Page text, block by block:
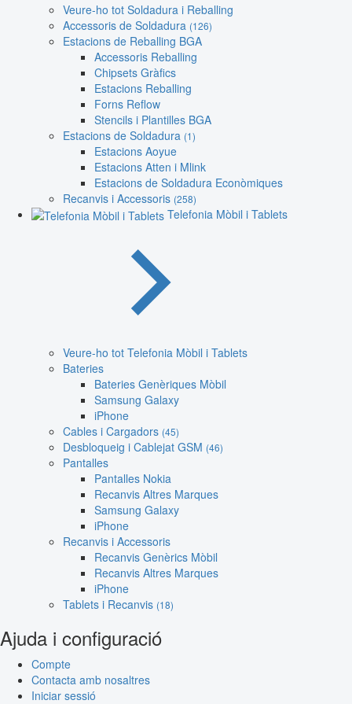
Veure-ho tot Soldadura i Reballing
Accessoris de Soldadura (126)
Estacions de Reballing BGA
Accessoris Reballing
Chipsets Gràfics
Estacions Reballing
Forns Reflow
Stencils i Plantilles BGA
Estacions de Soldadura (1)
Estacions Aoyue
Estacions Atten i Mlink
Estacions de Soldadura Econòmiques
Recanvis i Accessoris (258)
Telefonia Mòbil i Tablets
Veure-ho tot Telefonia Mòbil i Tablets
Bateries
Bateries Genèriques Mòbil
Samsung Galaxy
iPhone
Cables i Cargadors (45)
Desbloqueig i Cablejat GSM (46)
Pantalles
Pantalles Nokia
Recanvis Altres Marques
Samsung Galaxy
iPhone
Recanvis i Accessoris
Recanvis Genèrics Mòbil
Recanvis Altres Marques
iPhone
Tablets i Recanvis (18)
Ajuda i configuració
Compte
Contacta amb nosaltres
Iniciar sessió